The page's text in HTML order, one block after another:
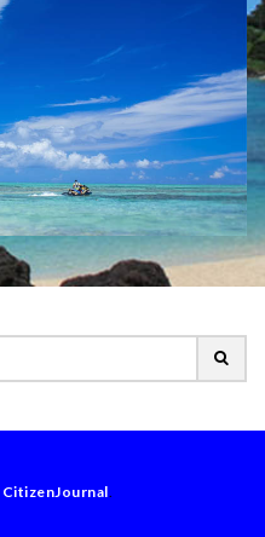
CitizenJournal.